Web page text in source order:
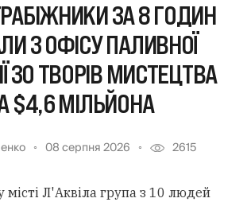
ГРАБІЖНИКИ ЗА 8 ГОДИН
З ОФІСУ ПАЛИВНОЇ
30 ТВОРІВ МИСТЕЦТВА
$4,6 МІЛЬЙОНА
08 серпня 2026 2615
місті Л'Аквіла група з 10 людей